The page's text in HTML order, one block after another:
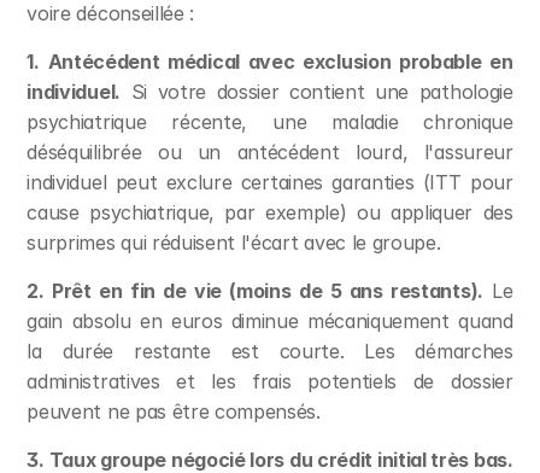
voire déconseillée :
1. Antécédent médical avec exclusion probable en
individuel. Si votre dossier contient une pathologie
psychiatrique récente, une maladie chronique
déséquilibrée ou un antécédent lourd, l'assureur
individuel peut exclure certaines garanties (ITT pour
cause psychiatrique, par exemple) ou appliquer des
surprimes qui réduisent l'écart avec le groupe.
2. Prêt en fin de vie (moins de 5 ans restants). Le
gain absolu en euros diminue mécaniquement quand
la durée restante est courte. Les démarches
administratives et les frais potentiels de dossier
peuvent ne pas être compensés.
3. Taux groupe négocié lors du crédit initial très bas.